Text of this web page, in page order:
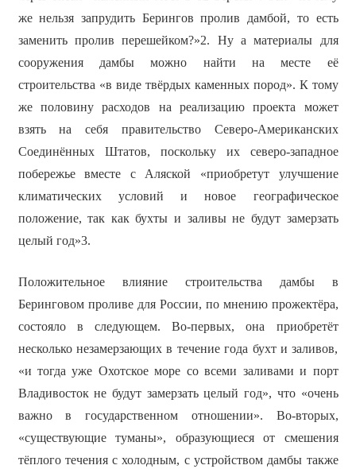
же нельзя запрудить Берингов пролив дамбой, то есть
заменить пролив перешейком?»2. Ну а материалы для
сооружения дамбы можно найти на месте её
строительства «в виде твёрдых каменных пород». К тому
же половину расходов на реализацию проекта может
взять на себя правительство Северо-Американских
Соединённых Штатов, поскольку их северо-западное
побережье вместе с Аляской «приобретут улучшение
климатических условий и новое географическое
положение, так как бухты и заливы не будут замерзать
целый год»3.
Положительное влияние строительства дамбы в
Беринговом проливе для России, по мнению прожектёра,
состояло в следующем. Во-первых, она приобретёт
несколько незамерзающих в течение года бухт и заливов,
«и тогда уже Охотское море со всеми заливами и порт
Владивосток не будут замерзать целый год», что «очень
важно в государственном отношении». Во-вторых,
«существующие туманы», образующиеся от смешения
тёплого течения с холодным, с устройством дамбы также